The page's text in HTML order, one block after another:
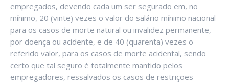
empregados, devendo cada um ser segurado em, no
mínimo, 20 (vinte) vezes o valor do salário mínimo nacional
para os casos de morte natural ou invalidez permanente,
por doença ou acidente, e de 40 (quarenta) vezes o
referido valor, para os casos de morte acidental, sendo
certo que tal seguro é totalmente mantido pelos
empregadores, ressalvados os casos de restrições